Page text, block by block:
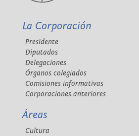
La Corporación
Presidente
Diputados
Delegaciones
Órganos colegiados
Comisiones informativas
Corporaciones anteriores
Áreas
Cultura